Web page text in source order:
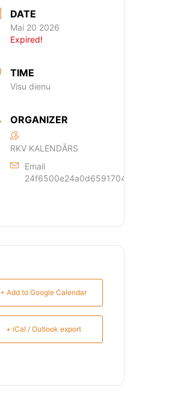
DATE
Mai 20 2026
Expired!
TIME
Visu dienu
ORGANIZER
RKV KALENDĀRS
Email
+ Add to Google Calendar
+ iCal / Outlook export